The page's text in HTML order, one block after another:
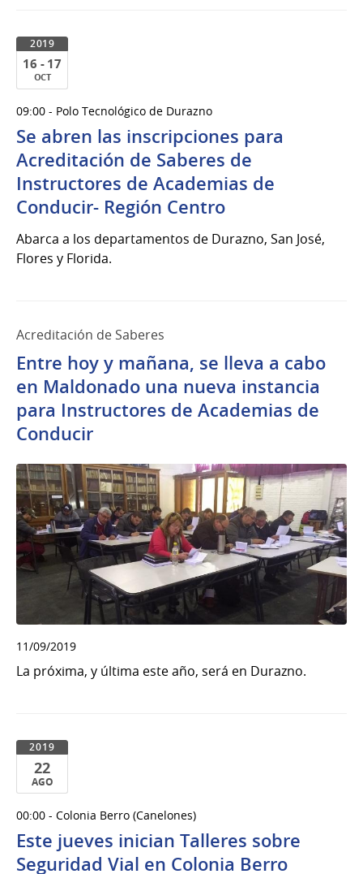
2019
16 - 17
OCT
al
17
de
Oct
del
2019
09:00 - Polo Tecnológico de Durazno
Se abren las inscripciones para
Acreditación de Saberes de
Instructores de Academias de
Conducir- Región Centro
Abarca a los departamentos de Durazno, San José,
Flores y Florida.
Acreditación de Saberes
Entre hoy y mañana, se lleva a cabo
en Maldonado una nueva instancia
para Instructores de Academias de
Conducir
11/09/2019
La próxima, y última este año, será en Durazno.
2019
22
AGO
de
Ago
del
00:00 - Colonia Berro (Canelones)
Este jueves inician Talleres sobre
Seguridad Vial en Colonia Berro